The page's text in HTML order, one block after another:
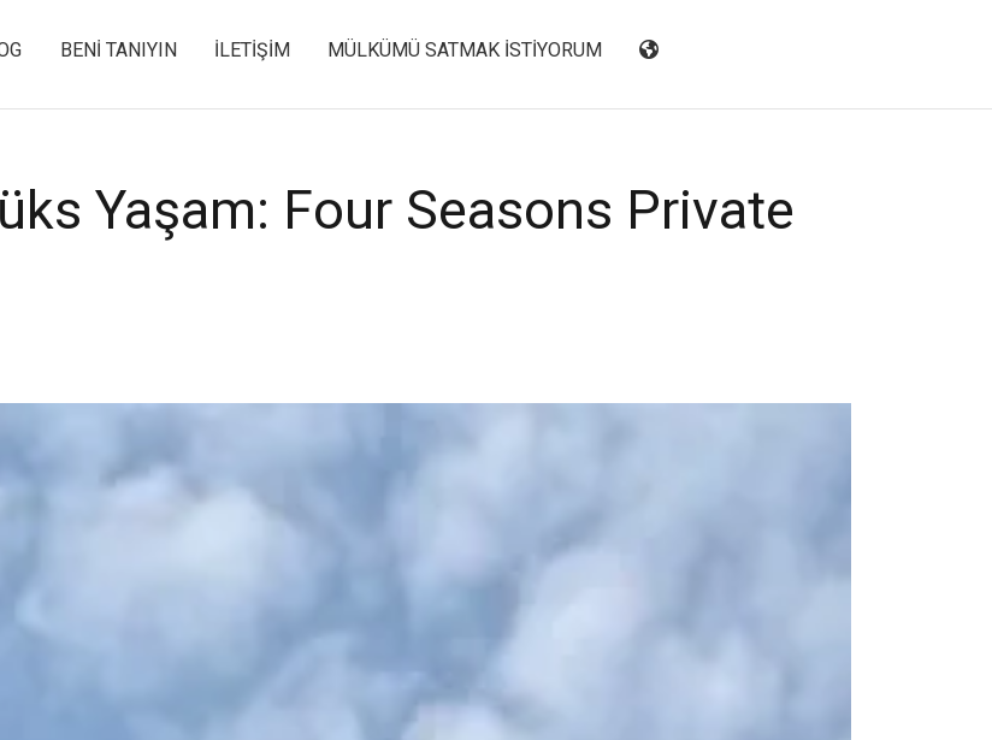
BENI TANIYIN İLETIŞIM MÜLKÜMÜ SATMAK İSTIYORUM
Yaşam: Four Seasons Private